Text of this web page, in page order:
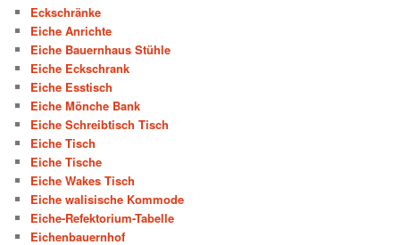
Eckschränke
Eiche Anrichte
Eiche Bauernhaus Stühle
Eiche Eckschrank
Eiche Esstisch
Eiche Mönche Bank
Eiche Schreibtisch Tisch
Eiche Tisch
Eiche Tische
Eiche Wakes Tisch
Eiche walisische Kommode
Eiche-Refektorium-Tabelle
Eichenbauernhof